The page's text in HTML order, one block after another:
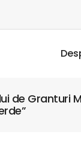
de Granturi